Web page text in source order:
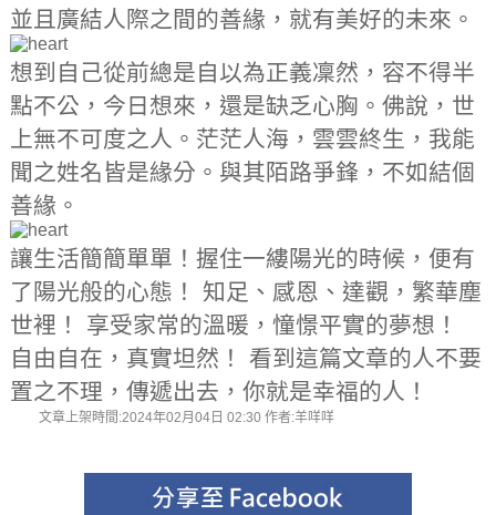
並且廣結人際之間的善緣，就有美好的未來。
想到自己從前總是自以為正義凜然，容不得半
點不公，今日想來，還是缺乏心胸。佛說，世
上無不可度之人。茫茫人海，雲雲終生，我能
聞之姓名皆是緣分。與其陌路爭鋒，不如結個
善緣。
讓生活簡簡單單！握住一縷陽光的時候​，便有
了陽光般的心態！ 知足、感恩、達觀，繁華塵
世裡！ 享受家常的溫暖，憧憬平實的夢想！
自由自在，真實坦然！ 看到這篇文章的人不要
置之不理，傳遞出去，你就是幸福的人！
文章上架時間:2024年02月04日 02:30 作者:羊咩咩